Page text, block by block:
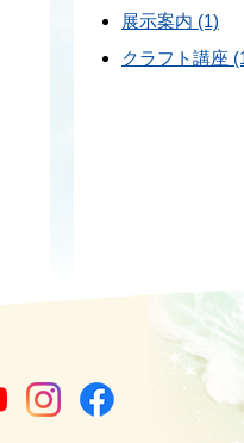
展示案内 (1)
クラフト講座